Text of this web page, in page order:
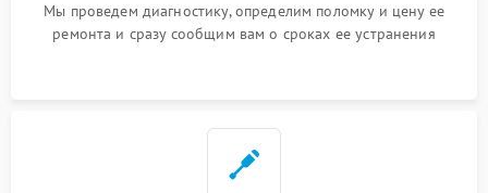
Мы проведем диагностику, определим поломку и цену ее
ремонта и сразу сообщим вам о сроках ее устранения